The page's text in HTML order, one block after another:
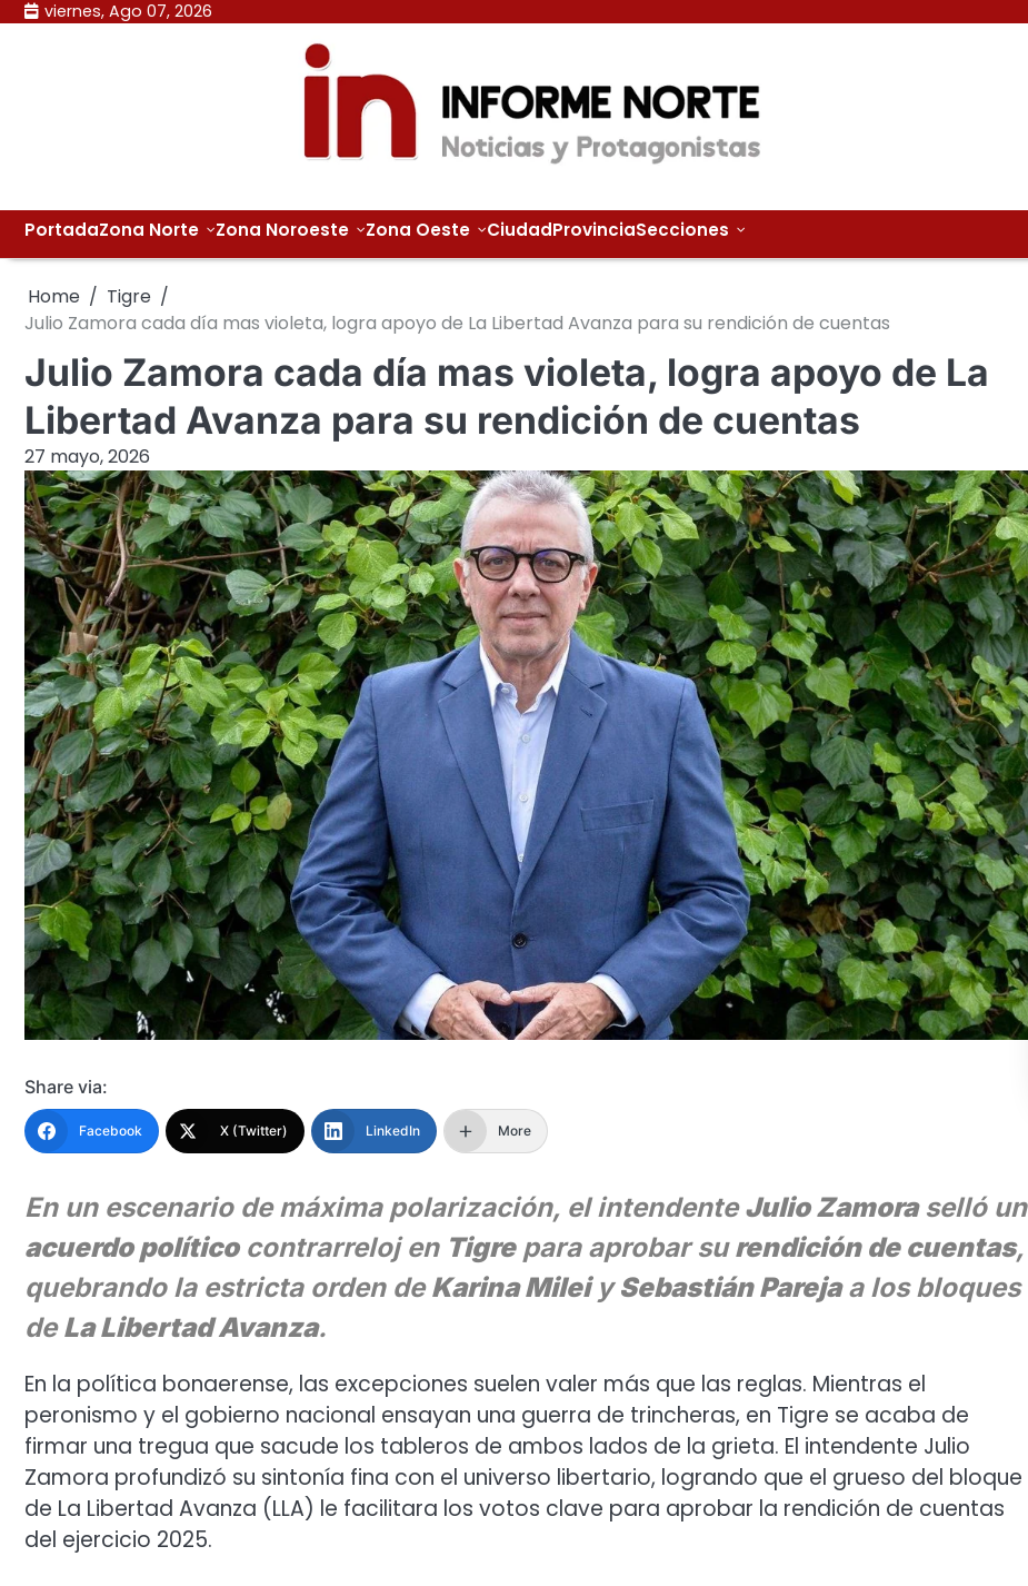
Skip viernes, Ago 07, 2026
PortadaZona Norte Zona Noroeste Zona Oeste CiudadProvinciaSecciones
Home
Tigre
Julio Zamora cada día mas violeta, logra apoyo de La Libertad Avanza para su rendición de cuentas
Julio Zamora cada día mas violeta, logra apoyo de La
Libertad Avanza para su rendición de cuentas
27 mayo, 2026
Share via:
Facebook X (Twitter) LinkedIn More
En un escenario de máxima polarización, el intendenteJulio Zamoraselló un
acuerdo políticocontrarreloj en Tigrepara aprobar surendición de cuentas,
quebrando la estricta orden deKarina MileiySebastián Parejaa los bloques
deLa Libertad Avanza.
En la política bonaerense, las excepciones suelen valer más que las reglas. Mientras el
peronismo y el gobierno nacional ensayan una guerra de trincheras, en Tigre se acaba de
firmar una tregua que sacude los tableros de ambos lados de la grieta. El intendente Julio
Zamora profundizó su sintonía fina con el universo libertario, logrando que el grueso del bloque
de La Libertad Avanza (LLA) le facilitara los votos clave para aprobar la rendición de cuentas
del ejercicio 2025.